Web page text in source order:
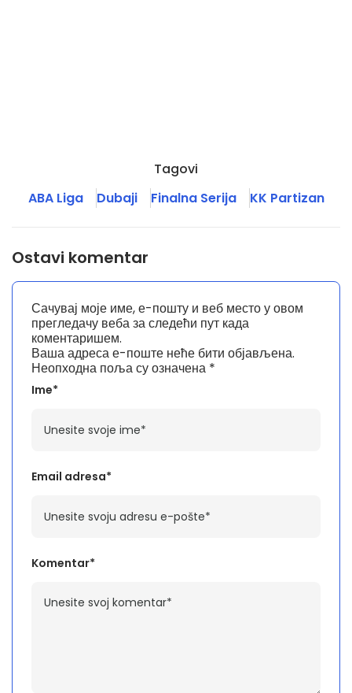
Tagovi
ABA Liga
Dubaji Finalna Serija KK Partizan
Ostavi komentar
Ваша адреса е-поште неће бити објављена.
Неопходна поља су означена *
Komentar*
Ime*
Email adresa*
Сачувај моје име, е-пошту и веб место у овом
прегледачу веба за следећи пут када
коментаришем.